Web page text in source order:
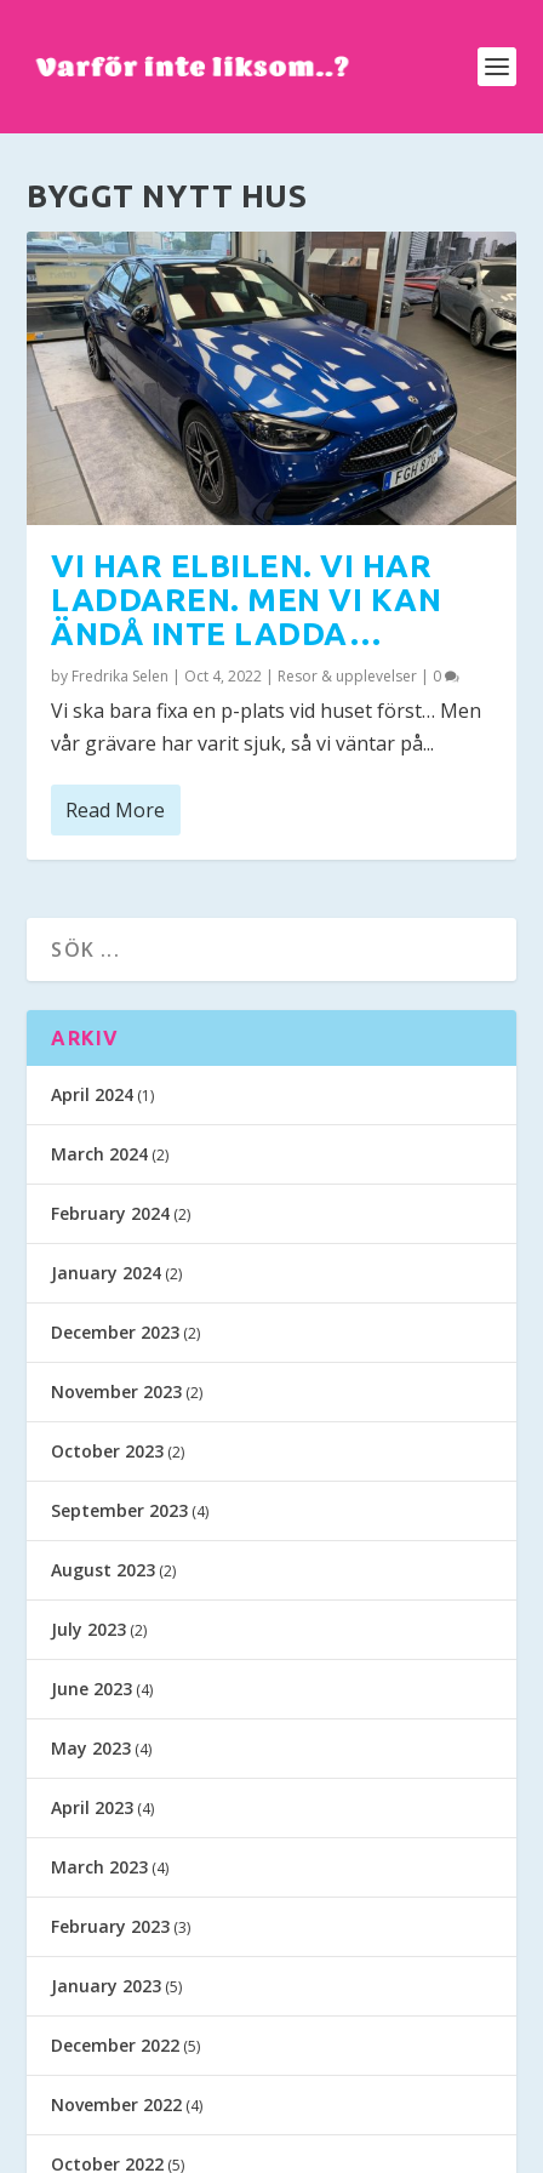
BYGGT NYTT HUS
VI HAR ELBILEN. VI HAR
LADDAREN. MEN VI KAN
ÄNDÅ INTE LADDA…
by Fredrika Selen | Oct 4, 2022 | Resor & upplevelser | 0
Vi ska bara fixa en p-plats vid huset först… Men
vår grävare har varit sjuk, så vi väntar på...
Read More
ARKIV
April 2024 (1)
March 2024 (2)
February 2024 (2)
January 2024 (2)
December 2023 (2)
November 2023 (2)
October 2023 (2)
September 2023 (4)
August 2023 (2)
July 2023 (2)
June 2023 (4)
May 2023 (4)
April 2023 (4)
March 2023 (4)
February 2023 (3)
January 2023 (5)
December 2022 (5)
November 2022 (4)
October 2022 (5)